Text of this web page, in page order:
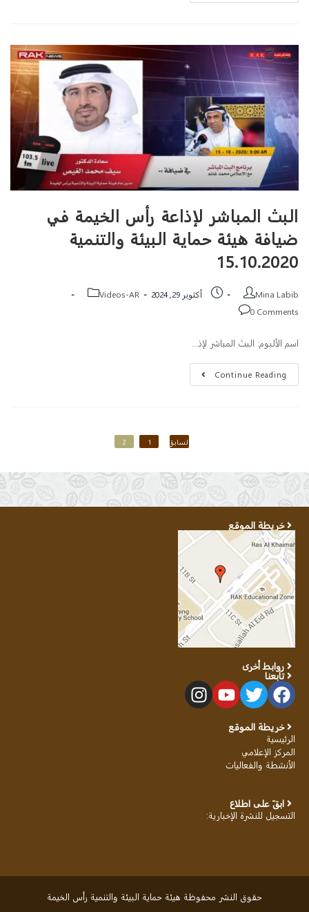
البث المباشر لإذاعة رأس الخيمة في
ضيافة هيئة حماية البيئة والتنمية
15.10.2020
Mina Labib أكتوبر 29, 2024
Videos-AR
0 Comments
اسم الألبوم: البث المباشر لإذ...
Continue Reading
السابق 1
2
ابقَ على اطلاع
التسجيل للنشرة الإخبارية:
خريطة الموقع
الرئيسية
المركز الإعلامي
الأنشطة والفعاليات
روابط أخرى
تابعنا
خريطة الموقع
حقوق النشر محفوظة هيئة حماية البيئة والتنمية رأس الخيمة